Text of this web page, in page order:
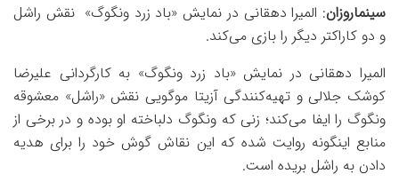
سینماروزان: المیرا دهقانی در نمایش «باد زرد ونگوگ» نقش راشل
و دو کاراکتر دیگر را بازی می‌کند.
المیرا دهقانی در نمایش «باد زرد ونگوگ» به کارگردانی علیرضا
کوشک جلالی و تهیه‌کنندگی آزیتا موگویی نقش «راشل» معشوقه
ونگوگ را ایفا می‌کند؛ زنی که ونگوگ دلباخته او بوده و در برخی از
منابع اینگونه روایت شده که این نقاش گوش خود را برای هدیه
دادن به راشل بریده است.